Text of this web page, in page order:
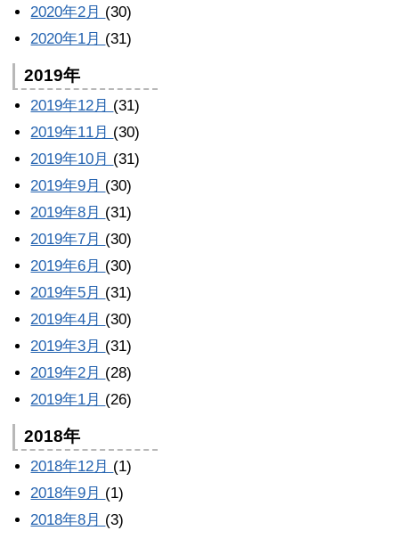
2020年2月 (30)
2020年1月 (31)
2019年
2019年12月 (31)
2019年11月 (30)
2019年10月 (31)
2019年9月 (30)
2019年8月 (31)
2019年7月 (30)
2019年6月 (30)
2019年5月 (31)
2019年4月 (30)
2019年3月 (31)
2019年2月 (28)
2019年1月 (26)
2018年
2018年12月 (1)
2018年9月 (1)
2018年8月 (3)